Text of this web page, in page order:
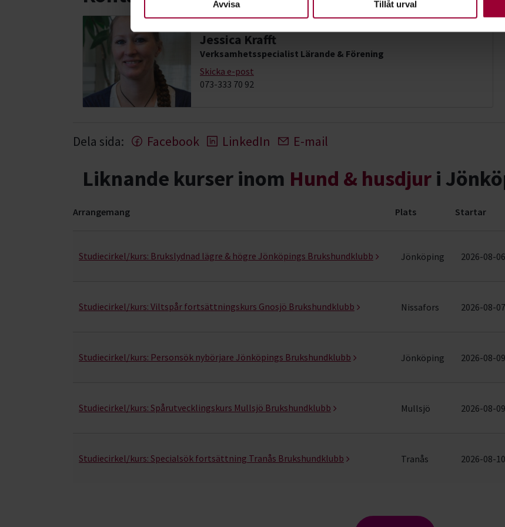
Avvisa Tillåt urval
Jessica Krafft
Verksamhetsspecialist Lärande & Förening
Skicka e-post
073-333 70 92
Dela sida: Facebook LinkedIn E-mail
Liknande kurser inom Hund & husdjur i
Arrangemang Plats Startar
Studiecirkel/kurs: Brukslydnad lägre & högre Jönköpings Brukshundklubb Jönköping 2026-08-06
Studiecirkel/kurs: Viltspår fortsättningskurs Gnosjö Brukshundklubb Nissafors 2026-08-07
Studiecirkel/kurs: Personsök nybörjare Jönköpings Brukshundklubb Jönköping 2026-08-09
Studiecirkel/kurs: Spårutvecklingskurs Mullsjö Brukshundklubb Mullsjö 2026-08-09
Studiecirkel/kurs: Specialsök fortsättning Tranås Brukshundklubb Tranås 2026-08-10